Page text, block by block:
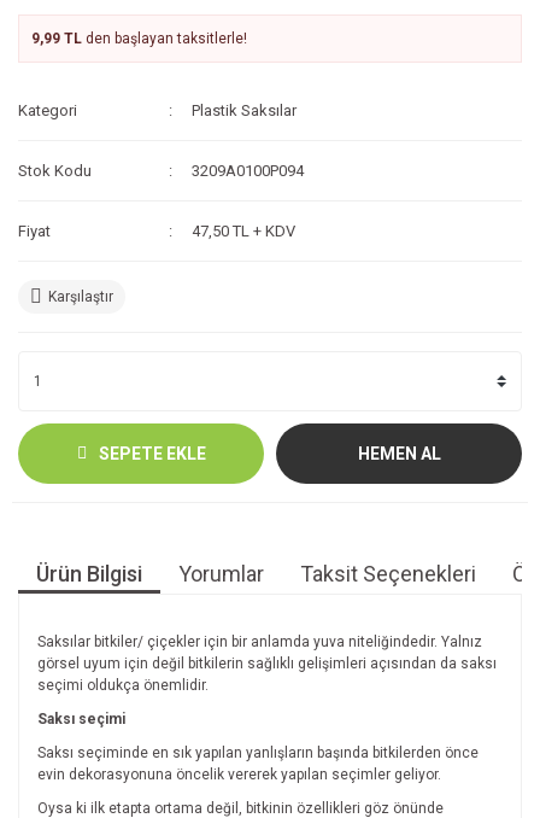
9,99 TL den başlayan taksitlerle!
Kategori Plastik Saksılar
Stok Kodu 3209A0100P094
Fiyat 47,50 TL + KDV
Karşılaştır
SEPETE EKLE HEMEN AL
Ürün Bilgisi Yorumlar Taksit Seçenekleri
Saksılar bitkiler/ çiçekler için bir anlamda yuva niteliğindedir. Yalnız
görsel uyum için değil bitkilerin sağlıklı gelişimleri açısından da saksı
seçimi oldukça önemlidir.
Saksı seçimi
Saksı seçiminde en sık yapılan yanlışların başında bitkilerden önce
evin dekorasyonuna öncelik vererek yapılan seçimler geliyor.
Oysa ki ilk etapta ortama değil, bitkinin özellikleri göz önünde